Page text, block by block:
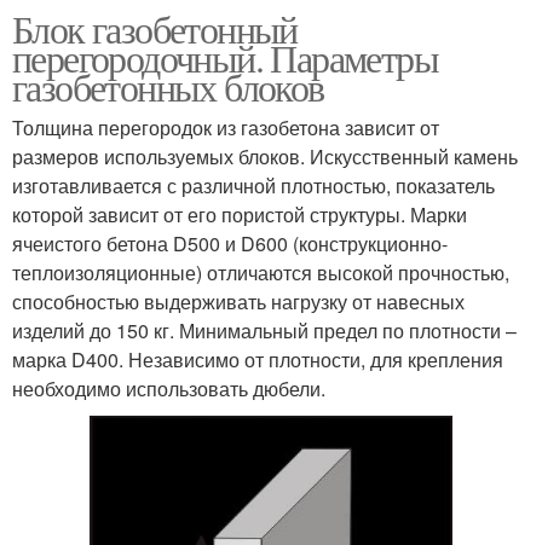
Блок газобетонный
перегородочный. Параметры
газобетонных блоков
Толщина перегородок из газобетона зависит от
размеров используемых блоков. Искусственный камень
изготавливается с различной плотностью, показатель
которой зависит от его пористой структуры. Марки
ячеистого бетона D500 и D600 (конструкционно-
теплоизоляционные) отличаются высокой прочностью,
способностью выдерживать нагрузку от навесных
изделий до 150 кг. Минимальный предел по плотности –
марка D400. Независимо от плотности, для крепления
необходимо использовать дюбели.